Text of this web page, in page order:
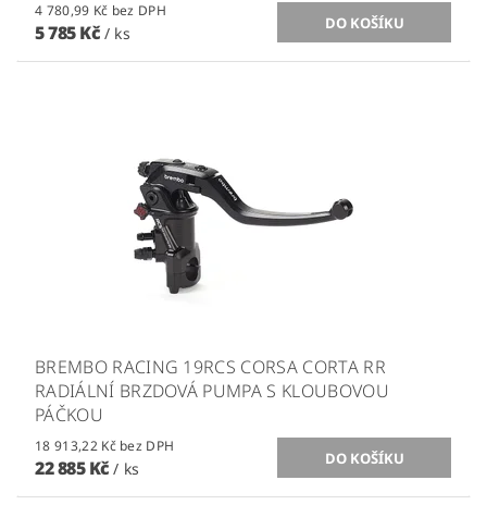
4 780,99 Kč bez DPH
5 785 Kč / ks
BREMBO RACING 19RCS CORSA CORTA RR
RADIÁLNÍ BRZDOVÁ PUMPA S KLOUBOVOU
PÁČKOU
18 913,22 Kč bez DPH
22 885 Kč/ ks